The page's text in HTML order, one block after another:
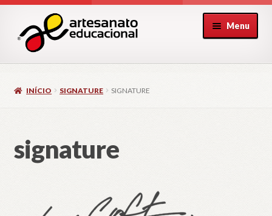
para
navegação
para
conteúdo
Menu
INÍCIO SIGNATURE SIGNATURE
signature